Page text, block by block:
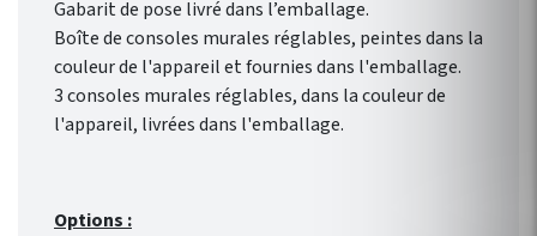
Gabarit de pose livré dans l’emballage.
Boîte de consoles murales réglables, peintes dans la
couleur de l'appareil et fournies dans l'emballage.
3 consoles murales réglables, dans la couleur de
l'appareil, livrées dans l'emballage.
Options :